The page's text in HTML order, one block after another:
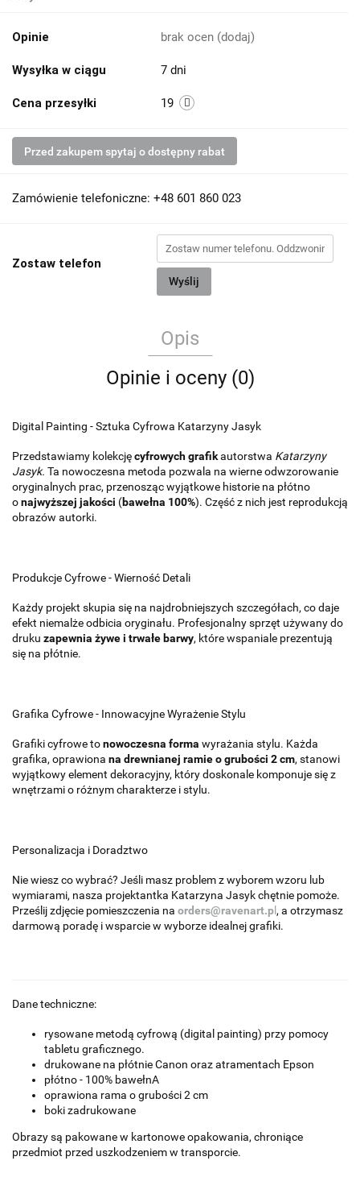
Opinie brak ocen (dodaj)
Wysyłka w ciągu 7 dni
Cena przesyłki 19
Przed zakupem spytaj o dostępny rabat
Zamówienie telefoniczne: +48 601 860 023
Zostaw telefon
Wyślij
Opis
Opinie i oceny (0)
Digital Painting - Sztuka Cyfrowa Katarzyny Jasyk
Przedstawiamy kolekcjęcyfrowych grafikautorstwa Katarzyny
Jasyk. Ta nowoczesna metoda pozwala na wierne odwzorowanie
oryginalnych prac, przenosząc wyjątkowe historie na płótno
onajwyższej jakości (bawełna 100%). Część z nich jest reprodukcją
obrazów autorki.
Produkcje Cyfrowe - Wierność Detali
Każdy projekt skupia się na najdrobniejszych szczegółach, co daje
efekt niemalże odbicia oryginału. Profesjonalny sprzęt używany do
druku zapewnia żywe i trwałe barwy, które wspaniale prezentują
się na płótnie.
Grafika Cyfrowe - Innowacyjne Wyrażenie Stylu
Grafiki cyfrowe tonowoczesna forma wyrażania stylu. Każda
grafika, oprawiona na drewnianej ramie o grubości 2 cm, stanowi
wyjątkowy element dekoracyjny, który doskonale komponuje się z
wnętrzami o różnym charakterze i stylu.
Personalizacja i Doradztwo
Nie wiesz co wybrać? Jeśli masz problem z wyborem wzoru lub
wymiarami, nasza projektantka Katarzyna Jasyk chętnie pomoże.
Prześlij zdjęcie pomieszczenia na orders@ravenart.p , a otrzymasz
darmową poradę i wsparcie w wyborze idealnej grafiki.
Dane techniczne:
rysowane metodą cyfrową (digital painting) przy pomocy
tabletu graficznego.
drukowane na płótnie Canon oraz atramentach Epson
płótno - 100% bawełnA
oprawiona rama o grubości 2 cm
boki zadrukowane
Obrazy są pakowane w kartonowe opakowania, chroniące
przedmiot przed uszkodzeniem w transporcie.